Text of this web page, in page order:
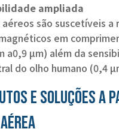
ampliada
aéreos são suscetíveis a
em
a0,9 µm) além da
do olho humano (0,4
e soluções a